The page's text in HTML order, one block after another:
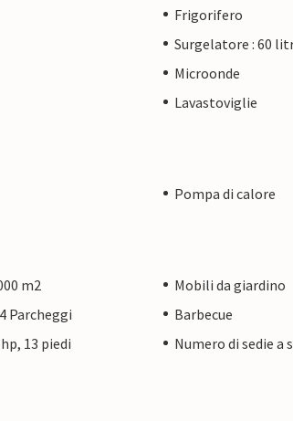
Frigorifero
Surgelatore : 60
Microonde
Lavastoviglie
Pompa di calore
m2
Mobili da giardino
Parcheggi
Barbecue
13 piedi
Numero di sedie a